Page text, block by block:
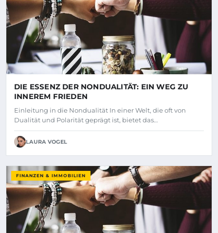
DIE ESSENZ DER NONDUALITÄT: EIN WEG ZU
INNEREM FRIEDEN
Einleitung in die Nondualität In einer Welt, die oft von
Dualität und Polarität geprägt ist, bietet das…
LAURA VOGEL
FINANZEN & IMMOBILIEN